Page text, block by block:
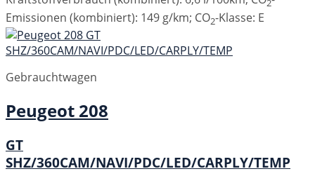
2
Emissionen (kombiniert): 149 g/km; CO2-Klasse: E
Gebrauchtwagen
Peugeot 208
GT
SHZ/360CAM/NAVI/PDC/LED/CARPLY/TEMP